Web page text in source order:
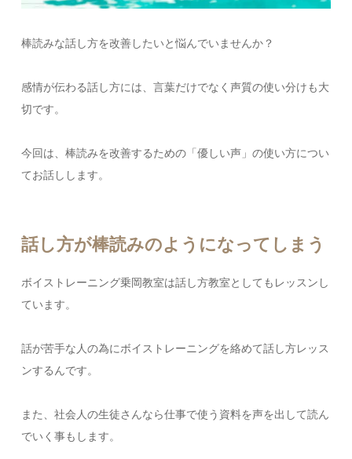
棒読みな話し方を改善したいと悩んでいませんか？
感情が伝わる話し方には、言葉だけでなく声質の使い分けも大
切です。
今回は、棒読みを改善するための「優しい声」の使い方につい
てお話しします。
話し方が棒読みのようになってしまう
ボイストレーニング乗岡教室は話し方教室としてもレッスンし
ています。
話が苦手な人の為にボイストレーニングを絡めて話し方レッス
ンするんです。
また、社会人の生徒さんなら仕事で使う資料を声を出して読ん
でいく事もします。